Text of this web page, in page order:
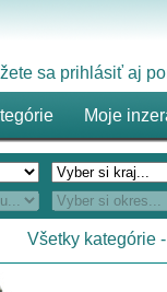
sa prihlásiť aj
Moje
Všetky kategórie-